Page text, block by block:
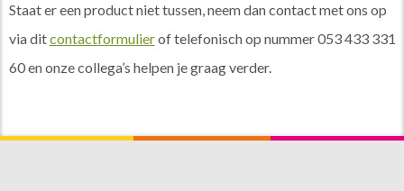
Staat er een product niet tussen, neem dan contact met ons op
via ditcontactformulierof telefonisch op nummer 053 433 331
60 en onze collega’s helpen je graag verder.